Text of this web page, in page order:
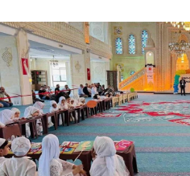
OTO DETAY
SAĞLIK
SON DAKİKA
SPOR